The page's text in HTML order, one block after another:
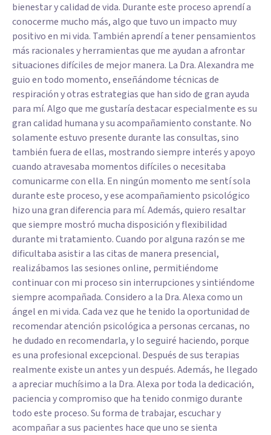
bienestar y calidad de vida. Durante este proceso aprendí a
conocerme mucho más, algo que tuvo un impacto muy
positivo en mi vida. También aprendí a tener pensamientos
más racionales y herramientas que me ayudan a afrontar
situaciones difíciles de mejor manera. La Dra. Alexandra me
guio en todo momento, enseñándome técnicas de
respiración y otras estrategias que han sido de gran ayuda
para mí. Algo que me gustaría destacar especialmente es su
gran calidad humana y su acompañamiento constante. No
solamente estuvo presente durante las consultas, sino
también fuera de ellas, mostrando siempre interés y apoyo
cuando atravesaba momentos difíciles o necesitaba
comunicarme con ella. En ningún momento me sentí sola
durante este proceso, y ese acompañamiento psicológico
hizo una gran diferencia para mí. Además, quiero resaltar
que siempre mostró mucha disposición y flexibilidad
durante mi tratamiento. Cuando por alguna razón se me
dificultaba asistir a las citas de manera presencial,
realizábamos las sesiones online, permitiéndome
continuar con mi proceso sin interrupciones y sintiéndome
siempre acompañada. Considero a la Dra. Alexa como un
ángel en mi vida. Cada vez que he tenido la oportunidad de
recomendar atención psicológica a personas cercanas, no
he dudado en recomendarla, y lo seguiré haciendo, porque
es una profesional excepcional. Después de sus terapias
realmente existe un antes y un después. Además, he llegado
a apreciar muchísimo a la Dra. Alexa por toda la dedicación,
paciencia y compromiso que ha tenido conmigo durante
todo este proceso. Su forma de trabajar, escuchar y
acompañar a sus pacientes hace que uno se sienta